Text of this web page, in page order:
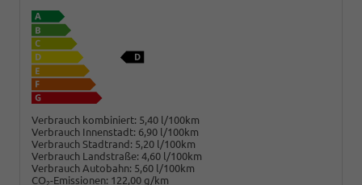
Verbrauch kombiniert: 5,40 l/100km
Verbrauch Innenstadt: 6,90 l/100km
Verbrauch Stadtrand: 5,20 l/100km
Verbrauch Landstraße: 4,60 l/100km
Verbrauch Autobahn: 5,60 l/100km
CO2-Emissionen: 122,00 g/km